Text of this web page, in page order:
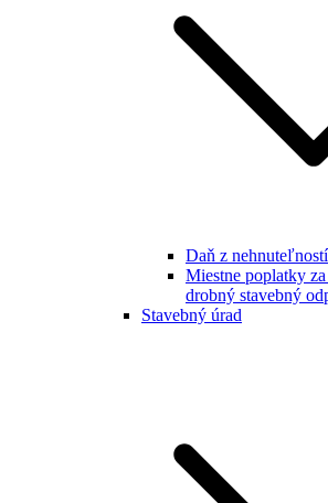
Daň z nehnuteľností
Miestne poplatky
drobný stavebný
Stavebný úrad